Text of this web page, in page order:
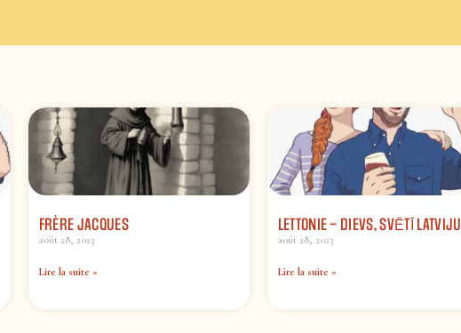
FRÈRE JACQUES
août 28, 2023
Lire la suite »
LETTONIE – DIEVS, SVĒTĪ LATVIJU
août 28, 2023
Lire la suite »